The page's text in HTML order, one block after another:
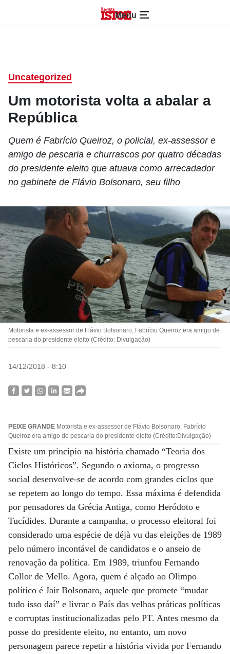
Menu
Uncategorized
Um motorista volta a abalar a
República
Quem é Fabrício Queiroz, o policial, ex-assessor e
amigo de pescaria e churrascos por quatro décadas
do presidente eleito que atuava como arrecadador
no gabinete de Flávio Bolsonaro, seu filho
Motorista e ex-assessor de Flávio Bolsonaro, Fabrício Queiroz era amigo de
pescaria do presidente eleito (Crédito: Divulgação)
14/12/2018 - 8:10
PEIXE GRANDE Motorista e ex-assessor de Flávio Bolsonaro, Fabrício
Queiroz era amigo de pescaria do presidente eleito (Crédito:Divulgação)
Existe um princípio na história chamado “Teoria dos
Ciclos Históricos”. Segundo o axioma, o progresso
social desenvolve-se de acordo com grandes ciclos que
se repetem ao longo do tempo. Essa máxima é defendida
por pensadores da Grécia Antiga, como Heródoto e
Tucídides. Durante a campanha, o processo eleitoral foi
considerado uma espécie de déjà vu das eleições de 1989
pelo número incontável de candidatos e o anseio de
renovação da política. Em 1989, triunfou Fernando
Collor de Mello. Agora, quem é alçado ao Olimpo
político é Jair Bolsonaro, aquele que promete “mudar
tudo isso daí” e livrar o País das velhas práticas políticas
e corruptas institucionalizadas pelo PT. Antes mesmo da
posse do presidente eleito, no entanto, um novo
personagem parece repetir a história vivida por Fernando